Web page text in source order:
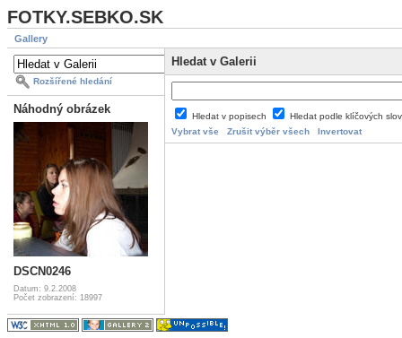
FOTKY.SEBKO.SK
Gallery
Rozšířené hledání
Náhodný obrázek
DSCN0246
Datum: 9.2.2008
Počet zobrazení: 18997
Hledat v Galerii
Hledat v popisech
Hledat podle klíčových
Vybrat vše
Zrušit výběr všech Invertovat